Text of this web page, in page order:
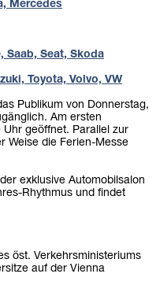
Mercedes
Saab, Seat, Skoda
Toyota, Volvo, VW
Publikum von Donnerstag,
Am ersten
Uhr geöffnet. Parallel zur
Weise die Ferien-Messe
exklusive Automobilsalon
Rhythmus und findet
öst. Verkehrsministeriums
auf der Vienna